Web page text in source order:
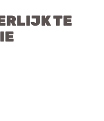
TE